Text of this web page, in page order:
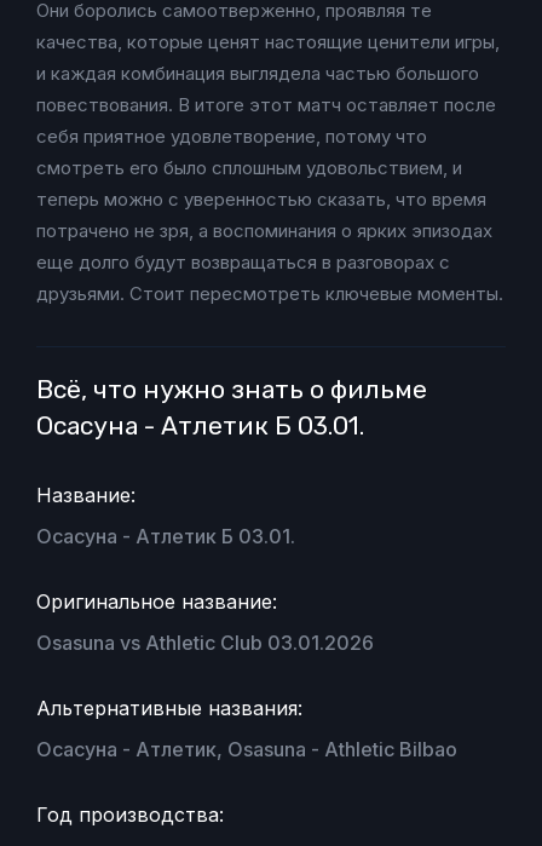
Они боролись самоотверженно, проявляя те
качества, которые ценят настоящие ценители игры,
и каждая комбинация выглядела частью большого
повествования. В итоге этот матч оставляет после
себя приятное удовлетворение, потому что
смотреть его было сплошным удовольствием, и
теперь можно с уверенностью сказать, что время
потрачено не зря, а воспоминания о ярких эпизодах
еще долго будут возвращаться в разговорах с
друзьями. Стоит пересмотреть ключевые моменты.
Всё, что нужно знать о фильме
Осасуна - Атлетик Б 03.01.
Название:
Осасуна - Атлетик Б 03.01.
Оригинальное название:
Osasuna vs Athletic Club 03.01.2026
Альтернативные названия:
Осасуна - Атлетик, Osasuna - Athletic Bilbao
Год производства: